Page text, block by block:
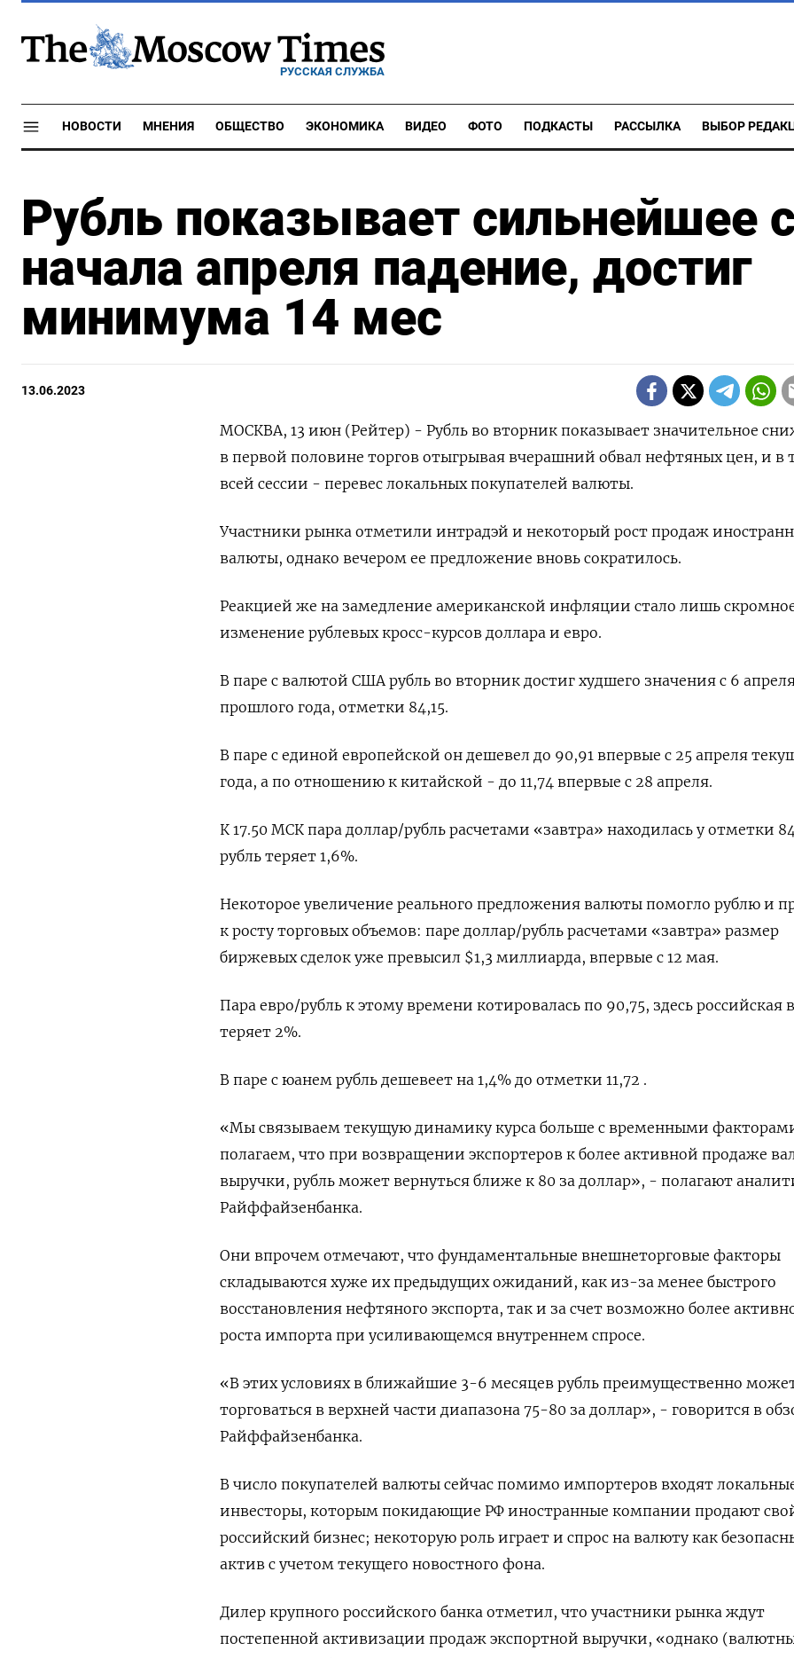
РУССКАЯ СЛУЖБА
НОВОСТИ МНЕНИЯ ОБЩЕСТВО ЭКОНОМИКА ВИДЕО ФОТО ПОДКАСТЫ РАССЫЛКА ВЫБОР
Рубль показывает сильнейшее с
начала апреля падение, достиг
минимума 14 мес
13.06.2023
МОСКВА, 13 июн (Рейтер) - Рубль во вторник показывает значительное
в первой половине торгов отыгрывая вчерашний обвал нефтяных цен, и в
всей сессии - перевес локальных покупателей валюты.
Участники рынка отметили интрадэй и некоторый рост продаж
валюты, однако вечером ее предложение вновь сократилось.
Реакцией же на замедление американской инфляции стало лишь
изменение рублевых кросс-курсов доллара и евро.
В паре с валютой США рубль во вторник достиг худшего значения с 6
прошлого года, отметки 84,15.
В паре с единой европейской он дешевел до 90,91 впервые с 25 апреля
года, а по отношению к китайской - до 11,74 впервые с 28 апреля.
К 17.50 МСК пара доллар/рубль расчетами «завтра» находилась у отметки
рубль теряет 1,6%.
Некоторое увеличение реального предложения валюты помогло рублю и
к росту торговых объемов: паре доллар/рубль расчетами «завтра» размер
биржевых сделок уже превысил $1,3 миллиарда, впервые с 12 мая.
Пара евро/рубль к этому времени котировалась по 90,75, здесь российская
теряет 2%.
В паре с юанем рубль дешевеет на 1,4% до отметки 11,72 .
«Мы связываем текущую динамику курса больше с временными
полагаем, что при возвращении экспортеров к более активной продаже
выручки, рубль может вернуться ближе к 80 за доллар», - полагают
Райффайзенбанка.
Они впрочем отмечают, что фундаментальные внешнеторговые факторы
складываются хуже их предыдущих ожиданий, как из-за менее быстрого
восстановления нефтяного экспорта, так и за счет возможно более
роста импорта при усиливающемся внутреннем спросе.
«В этих условиях в ближайшие 3-6 месяцев рубль преимущественно
торговаться в верхней части диапазона 75-80 за доллар», - говорится в
Райффайзенбанка.
В число покупателей валюты сейчас помимо импортеров входят
инвесторы, которым покидающие РФ иностранные компании продают
российский бизнес; некоторую роль играет и спрос на валюту как
актив с учетом текущего новостного фона.
Дилер крупного российского банка отметил, что участники рынка ждут
постепенной активизации продаж экспортной выручки, «однако